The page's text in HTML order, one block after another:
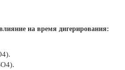
на время дигерирования: